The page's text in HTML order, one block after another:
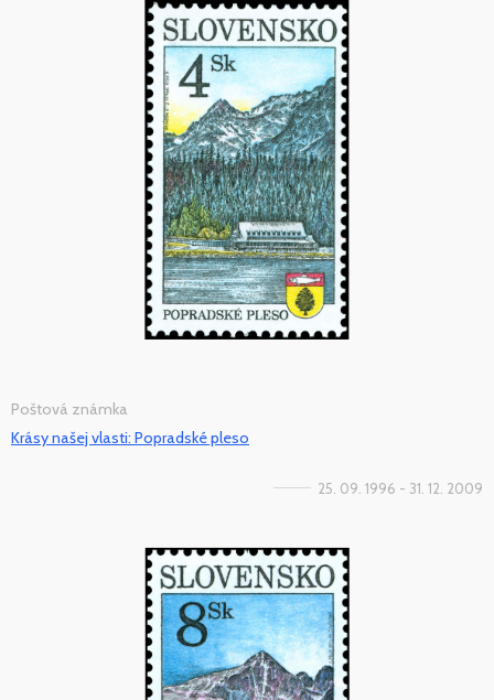
Poštová známka
Krásy našej vlasti: Popradské pleso
25. 09. 1996 - 31. 12. 2009